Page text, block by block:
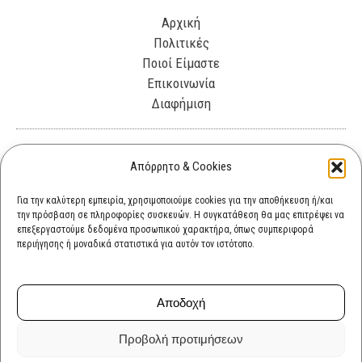
Απόρρητο & Cookies
Για την καλύτερη εμπειρία, χρησιμοποιούμε cookies για την αποθήκευση ή/και
την πρόσβαση σε πληροφορίες συσκευών. Η συγκατάθεση θα μας επιτρέψει να
επεξεργαστούμε δεδομένα προσωπικού χαρακτήρα, όπως συμπεριφορά
περιήγησης ή μοναδικά στατιστικά για αυτόν τον ιστότοπο.
Αποδοχή
Προβολή προτιμήσεων
Αρχική
Πολιτικές
Ποιοί Είμαστε
Επικοινωνία
Διαφήμιση
Λεωφόρος Θησέως 330. Καλλιθέα, 17675
cultok.gr@gmail.com